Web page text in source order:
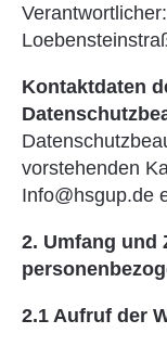
Kontaktdaten
vorstehenden
Info@hsgup.de
2. Umfang und
2.1 Aufruf der